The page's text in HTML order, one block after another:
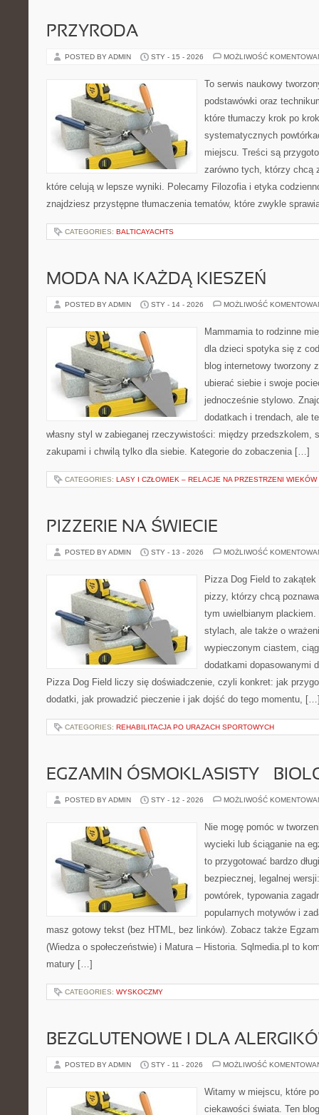
PRZYRODA
POSTED BY ADMIN STY - 15 - 2026 MOŻLIWOŚĆ
To serwis naukowy
podstawówki oraz
które tłumaczy krok po
systematycznych
miejscu. Treści są
zarówno tych, którzy chcą
które celują w lepsze wyniki. Polecamy Filozofia i etyka
znajdziesz przystępne tłumaczenia tematów, które zwykle
CATEGORIES: BALTICAYACHTS
MODA NA KAŻDĄ KIESZEŃ
POSTED BY ADMIN STY - 14 - 2026 MOŻLIWOŚĆ
Mammamia to rodzinne
dla dzieci spotyka się z
blog internetowy tworzony
ubierać siebie i swoje
jednocześnie stylowo.
dodatkach i trendach, ale
własny styl w zabieganej rzeczywistości: między przedszkolem,
zakupami i chwilą tylko dla siebie. Kategorie do zobaczenia […]
CATEGORIES: LASY I CZŁOWIEK – RELACJE NA PRZESTRZENI WIEKÓW
PIZZERIE NA ŚWIECIE
POSTED BY ADMIN STY - 13 - 2026 MOŻLIWOŚĆ
Pizza Dog Field to
pizzy, którzy chcą
tym uwielbianym
stylach, ale także o
wypieczonym ciastem,
dodatkami dopasowanymi
Pizza Dog Field liczy się doświadczenie, czyli konkret: jak
dodatki, jak prowadzić pieczenie i jak dojść do tego momentu,
CATEGORIES: REHABILITACJA PO URAZACH SPORTOWYCH
EGZAMIN ÓSMOKLASISTY –
POSTED BY ADMIN STY - 12 - 2026 MOŻLIWOŚĆ
Nie mogę pomóc w
wycieki lub ściąganie na
to przygotować bardzo
bezpiecznej, legalnej
powtórek, typowania
popularnych motywów i
masz gotowy tekst (bez HTML, bez linków). Zobacz także
(Wiedza o społeczeństwie) i Matura – Historia. Sqlmedia.pl to
matury […]
CATEGORIES: WYSKOCZMY
BEZGLUTENOWE I DLA
POSTED BY ADMIN STY - 11 - 2026 MOŻLIWOŚĆ
Witamy w miejscu, które
ciekawości świata. Ten